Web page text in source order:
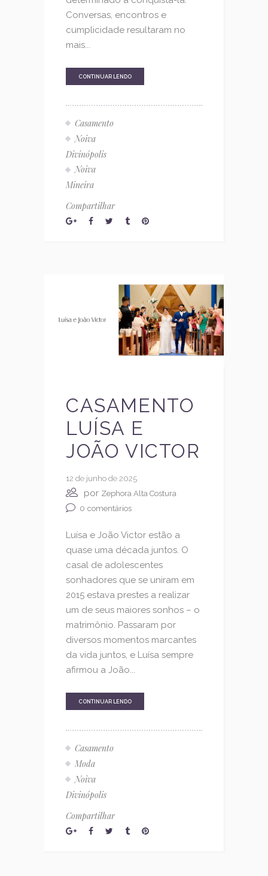
Conversas, encontros e
cumplicidade resultaram no
mais...
CONTINUAR LENDO
Casamento
Noiva
Divinópolis
Noiva
Mineira
Compartilhar
CASAMENTO
LUÍSA E
JOÃO VICTOR
12 de junho de 2025
por Zephora Alta Costura
0 comentários
Luísa e João Victor estão a
quase uma década juntos. O
casal de adolescentes
sonhadores que se uniram em
2015 estava prestes a realizar
um de seus maiores sonhos – o
matrimônio. Passaram por
diversos momentos marcantes
da vida juntos, e Luísa sempre
afirmou a João...
CONTINUAR LENDO
Casamento
Moda
Noiva
Divinópolis
Compartilhar